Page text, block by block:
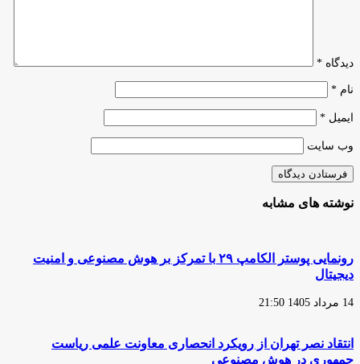
دیدگاه *
نام *
ایمیل *
وب‌ سایت
نوشته های مشابه
رونمایی پوستر الکامپ ۲۹ با تمرکز بر هوش مصنوعی و امنیت
دیجیتال
14 مرداد 1405 21:50
انتقاد نصر تهران از رویکرد انحصاری معاونت علمی ریاست
جمهوری در هوش مصنوعی